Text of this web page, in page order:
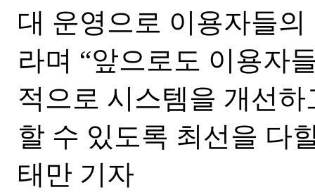
대 운영으로 이용자들
라며 “앞으로도 이용자
적으로 시스템을 개선
할 수 있도록 최선을 다
태만 기자